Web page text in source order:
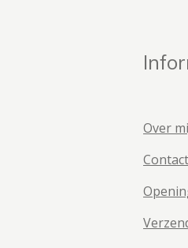
Over
Contact